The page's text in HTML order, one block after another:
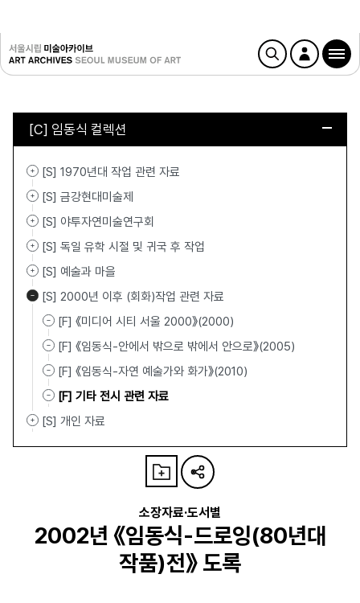
[C] 임동식 컬렉션
[S] 1970년대 작업 관련 자료
[S] 금강현대미술제
[S] 야투자연미술연구회
[S] 독일 유학 시절 및 귀국 후 작업
[S] 예술과 마을
[S] 2000년 이후 (회화)작업 관련 자료
[F] 《미디어 시티 서울 2000》(2000)
[F] 《임동식-안에서 밖으로 밖에서 안으로》(2005)
[F] 《임동식-자연 예술가와 화가》(2010)
[F] 기타 전시 관련 자료
[S] 개인 자료
소장자료·도서별
2002년 《임동식-드로잉(80년대
작품)전》 도록